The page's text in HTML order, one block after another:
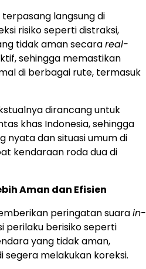
terpasang langsung di
risiko seperti distraksi,
tidak aman secarareal-
sehingga memastikan
di berbagai rute, termasuk
dirancang untuk
khas Indonesia, sehingga
nyata dan situasi umum di
kendaraan roda dua di
Aman dan Efisien
peringatan suarain-
perilaku berisiko seperti
yang tidak aman,
melakukan koreksi.